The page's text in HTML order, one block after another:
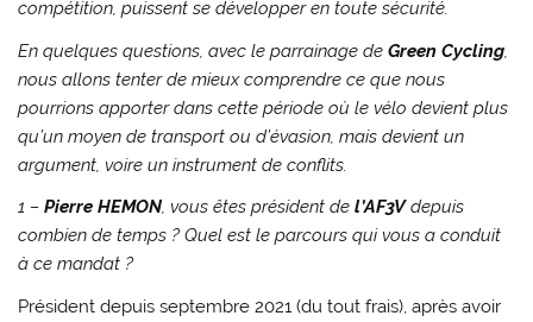
compétition, puissent se développer en toute sécurité.
En quelques questions, avec le parrainage deGreen Cycling,
nous allons tenter de mieux comprendre ce que nous
pourrions apporter dans cette période où le vélo devient plus
qu’un moyen de transport ou d’évasion, mais devient un
argument, voire un instrument de conflits.
1 –Pierre HEMON, vous êtes président del’AF3Vdepuis
combien de temps ? Quel est le parcours qui vous a conduit
à ce mandat ?
Président depuis septembre 2021 (du tout frais), après avoir